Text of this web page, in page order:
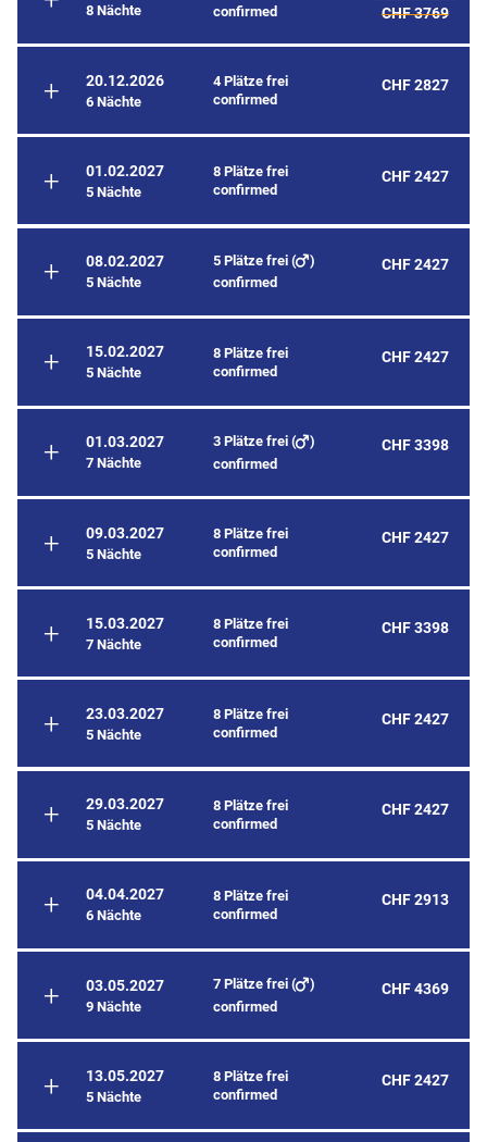
8 Nächte
confirmed
CHF 3769
20.12.2026
6 Nächte
4 Plätze frei
confirmed
CHF 2827
01.02.2027
5 Nächte
8 Plätze frei
confirmed
CHF 2427
08.02.2027
5 Nächte
5 Plätze frei (
)
confirmed
CHF 2427
15.02.2027
5 Nächte
8 Plätze frei
confirmed
CHF 2427
01.03.2027
7 Nächte
3 Plätze frei (
)
confirmed
CHF 3398
09.03.2027
5 Nächte
8 Plätze frei
confirmed
CHF 2427
15.03.2027
7 Nächte
8 Plätze frei
confirmed
CHF 3398
23.03.2027
5 Nächte
8 Plätze frei
confirmed
CHF 2427
29.03.2027
5 Nächte
8 Plätze frei
confirmed
CHF 2427
04.04.2027
6 Nächte
8 Plätze frei
confirmed
CHF 2913
03.05.2027
9 Nächte
7 Plätze frei (
)
confirmed
CHF 4369
13.05.2027
5 Nächte
8 Plätze frei
confirmed
CHF 2427